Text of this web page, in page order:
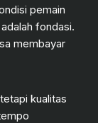
pemain
fondasi.
membayar
kualitas